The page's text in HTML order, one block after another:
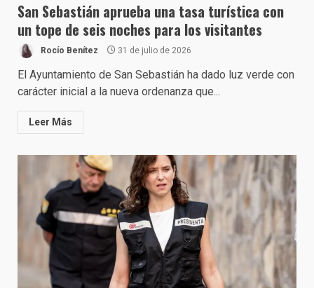
San Sebastián aprueba una tasa turística con
un tope de seis noches para los visitantes
Rocío Benítez 31 de julio de 2026
El Ayuntamiento de San Sebastián ha dado luz verde con
carácter inicial a la nueva ordenanza que...
Leer Más